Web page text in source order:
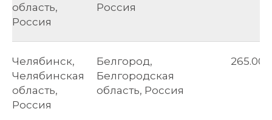
область,
Россия
Россия
Челябинск,
Челябинская
область,
Россия
Белгород,
Белгородская
область, Россия
265.00